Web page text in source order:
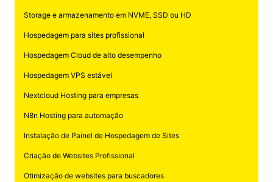
Storage e armazenamento em NVME, SSD ou HD
Hospedagem para sites profissional
Hospedagem Cloud de alto desempenho
Hospedagem VPS estável
Nextcloud Hosting para empresas
N8n Hosting para automação
Instalação de Painel de Hospedagem de Sites
Criação de Websites Profissional
Otimização de websites para buscadores